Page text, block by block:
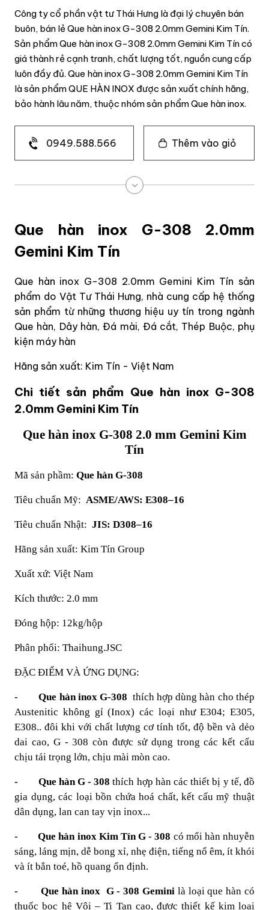
Công ty cổ phần vật tư Thái Hưng là đại lý chuyên bán
buôn, bán lẻ Que hàn inox G-308 2.0mm Gemini Kim Tín.
Sản phẩm Que hàn inox G-308 2.0mm Gemini Kim Tín có
giá thành rẻ cạnh tranh, chất lượng tốt, nguồn cung cấp
luôn đầy đủ. Que hàn inox G-308 2.0mm Gemini Kim Tín
là sản phẩm QUE HÀN INOX được sản xuất chính hãng,
bảo hành lâu năm, thuộc nhóm sản phẩm Que hàn inox.
0949.588.566 Thêm vào giỏ
Que hàn inox G-308 2.0mm
Gemini Kim Tín
Que hàn inox G-308 2.0mm Gemini Kim Tín sản
phẩm do Vật Tư Thái Hưng, nhà cung cấp hệ thống
sản phẩm từ những thương hiệu uy tín trong ngành
Que hàn, Dây hàn, Đá mài, Đá cắt, Thép Buộc, phụ
kiện máy hàn
Hãng sản xuất: Kim Tín - Việt Nam
Chi tiết sản phẩm Que hàn inox G-308
2.0mm Gemini Kim Tín
Que hàn inox G-308 2.0 mm Gemini Kim
Tín
Mã sản phầm: Que hàn G-308
Tiêu chuẩn Mỹ: ASME/AWS: E308–16
Tiêu chuẩn Nhật: JIS: D308–16
Hãng sản xuất: Kim Tín Group
Xuất xứ: Việt Nam
Kích thước: 2.0 mm
Đóng hộp: 12kg/hộp
Phân phối: Thaihung.JSC
ĐẶC ĐIỂM VÀ ỨNG DỤNG:
- Que hàn inox G-308 thích hợp dùng hàn cho thép
Austenitic không gỉ (Inox) các loại như E304; E305,
E308.. đôi khi với chất lượng cơ tính tốt, độ bền và dẻo
dai cao, G - 308 còn được sử dụng trong các kết cấu
chịu tải trọng lớn, chịu mài mòn cao.
- Que hàn G - 308 thích hợp hàn các thiết bị y tế, đồ
gia dụng, các loại bồn chứa hoá chất, kết cấu mỹ thuật
dân dụng, lan can tay vịn inox...
- Que hàn inox Kim Tín G - 308 có mối hàn nhuyễn
sáng, láng mịn, dễ bong xỉ, nhẹ điện, tiếng nổ êm, ít khói
và ít bắn toé, hồ quang ổn định.
- Que hàn inox G - 308 Gemini là loại que hàn có
thuốc bọc hệ Vôi – Ti Tan cao, được thiết kế kim loại